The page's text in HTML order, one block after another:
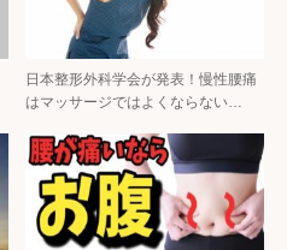
日本整形外科学会が発表！慢性腰痛
はマッサージではよくならない…